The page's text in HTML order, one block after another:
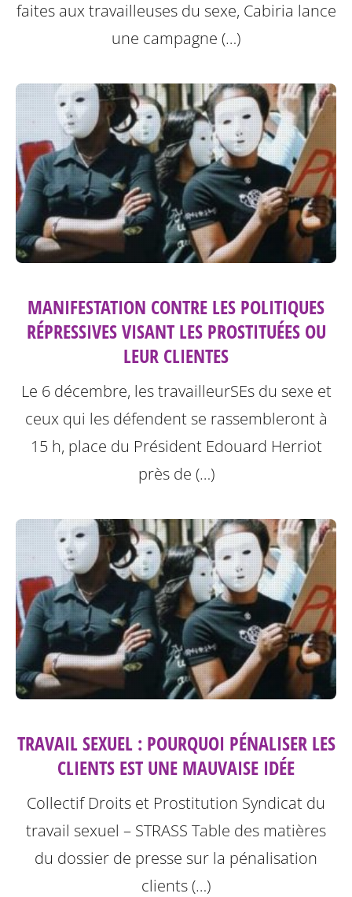
faites aux travailleuses du sexe, Cabiria lance
une campagne (…)
MANIFESTATION CONTRE LES POLITIQUES
RÉPRESSIVES VISANT LES PROSTITUÉES OU
LEUR CLIENTES
Le 6 décembre, les travailleurSEs du sexe et
ceux qui les défendent se rassembleront à
15 h, place du Président Edouard Herriot
près de (…)
TRAVAIL SEXUEL : POURQUOI PÉNALISER LES
CLIENTS EST UNE MAUVAISE IDÉE
Collectif Droits et Prostitution Syndicat du
travail sexuel – STRASS Table des matières
du dossier de presse sur la pénalisation
clients (…)